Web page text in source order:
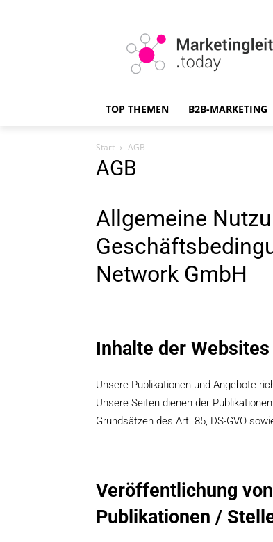
TOP THEMEN B2B-MARKETING
Start AGB
AGB
Allgemeine
Network GmbH
Inhalte der Websites
Unsere Publikationen und Angebote
Unsere Seiten dienen der
Grundsätzen des Art. 85, DS-GVO
Veröffentlichung
Publikationen /